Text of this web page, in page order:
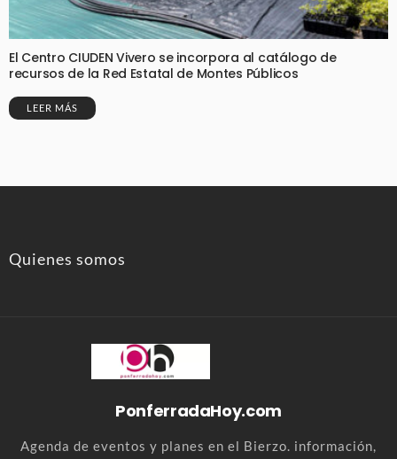
El Centro CIUDEN Vivero se incorpora al catálogo de
recursos de la Red Estatal de Montes Públicos
LEER MÁS
Quienes somos
PonferradaHoy.com
Agenda de eventos y planes en el Bierzo. información,